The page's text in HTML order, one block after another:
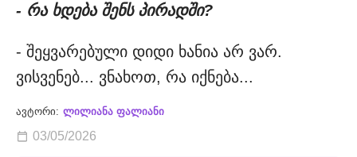
- რა ხდება შენს პირადში?
- შეყვარებული დიდი ხანია არ ვარ.
ვისვენებ... ვნახოთ, რა იქნება...
ავტორი: ლილიანა ფალიანი
03/05/2026